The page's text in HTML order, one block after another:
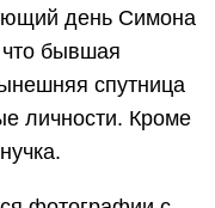
день Симона
бывшая
спутница
личности. Кроме